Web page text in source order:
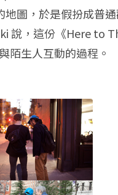
圖，於是假扮成普通
說，這份《Here to
陌生人互動的過程。